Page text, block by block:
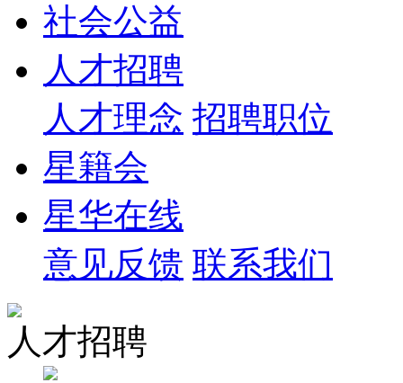
社会公益
人才招聘
人才理念 招聘职位
星籍会
星华在线
意见反馈 联系我们
人才招聘